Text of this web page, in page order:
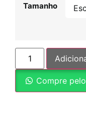
Tamanho
Compre